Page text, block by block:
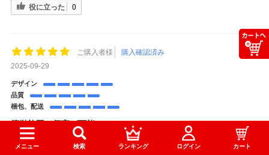
役に立った 0
ご購入者様
購入確認済み
2025-09-29
デザイン
品質
梱包、配送
簡単施工で個室が可能に！
引戸式のミーティングブースを購入・施工いたしました。
メニュー 検索 ランキング ログイン カート